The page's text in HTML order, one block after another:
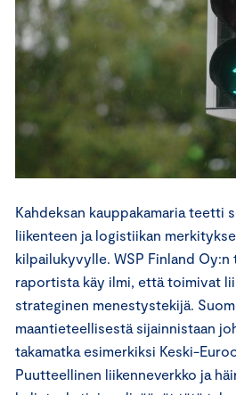
Kahdeksan kauppakamaria teetti
liikenteen ja logistiikan
kilpailukyvylle. WSP Finland
raportista käy ilmi, että toimivat
strateginen menestystekijä.
maantieteellisestä sijainnistaan
takamatka esimerkiksi Keski-
Puutteellinen liikenneverkko ja